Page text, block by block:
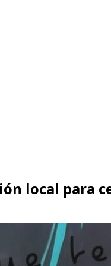
local para